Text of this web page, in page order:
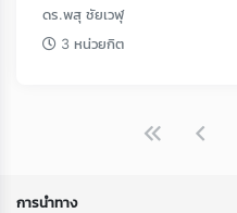
ดร.พสุ ชัยเวฬุ
3 หน่วยกิต
การนำทาง